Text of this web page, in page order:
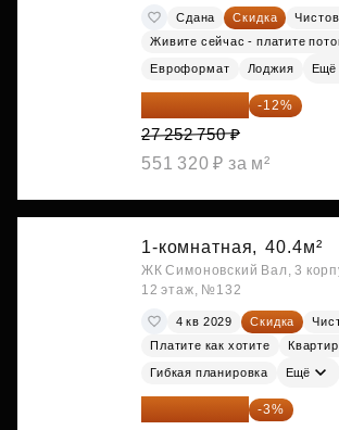
Сдана Скидка
Живите сейчас - платите
Евроформат Лоджия Ещё
23 982 420 ₽ -12%
27 252 750 ₽
551 320 ₽ за м²
1-комнатная, 40.4м²
ЖК Симоновский Вал, 3
12 этаж, №132
4 кв 2029 Скидка
Платите как хотите
Гибкая планировка Ещё
27 952 800 ₽ -3%